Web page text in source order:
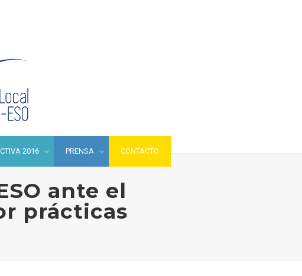
2016 PRENSA CONTACTO
ante el
prácticas